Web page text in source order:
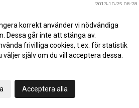
2013-10-25 08:28
2013-09-04 11:30
korrekt använder vi nödvändiga
Dessa går inte att stänga av.
frivilliga cookies, t.ex. för statistik
själv om du vill acceptera dessa.
Acceptera alla